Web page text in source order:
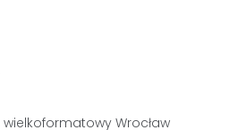
wielkoformatowy Wrocław